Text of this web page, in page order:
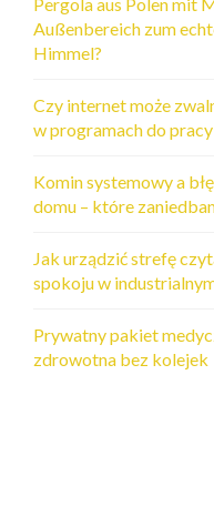
Außenbereich zum
Himmel?
Czy internet może
w programach do pracy
Komin systemowy a
domu – które
Jak urządzić strefę
spokoju w
Prywatny pakiet
zdrowotna bez kolejek